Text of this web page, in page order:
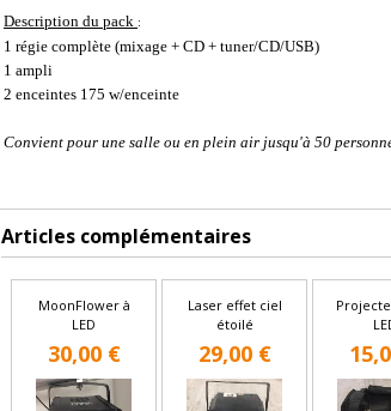
Description du pack :
1 régie complète (mixage + CD + tuner/CD/USB)
1 ampli
2 enceintes 175 w/enceinte
Convient pour une salle ou en plein air jusqu'à 50
Articles complémentaires
MoonFlower à
LED
30,00 €
Laser effet ciel
étoilé
29,00 €